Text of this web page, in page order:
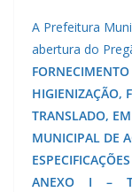
A Prefeitura
abertura do
HIGIENIZAÇÃO,
TRANSLADO,
MUNICIPAL DE
ANEXO I –